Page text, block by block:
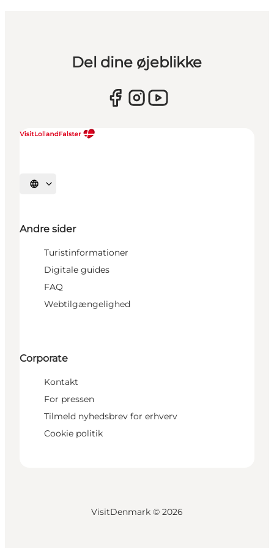
Del dine øjeblikke
Vælg sprog
Andre sider
Turistinformationer
Digitale guides
FAQ
Webtilgængelighed
Corporate
Kontakt
For pressen
Tilmeld nyhedsbrev for erhverv
Cookie politik
VisitDenmark © 2026